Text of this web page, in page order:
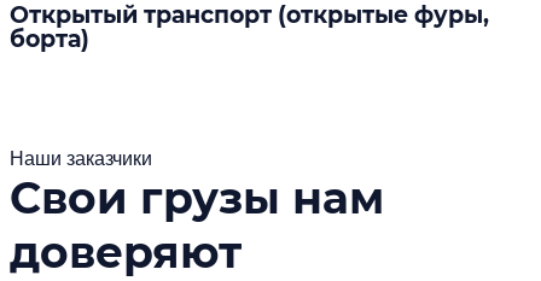
Открытый транспорт (открытые фуры,
борта)
Наши заказчики
Свои грузы нам
доверяют